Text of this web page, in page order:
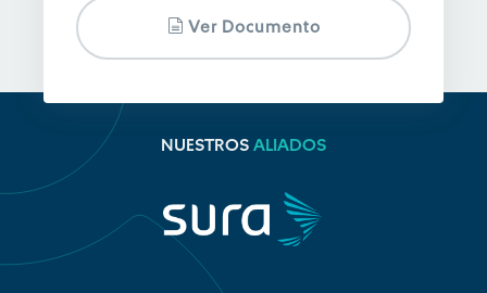
Ver Documento
NUESTROS ALIADOS